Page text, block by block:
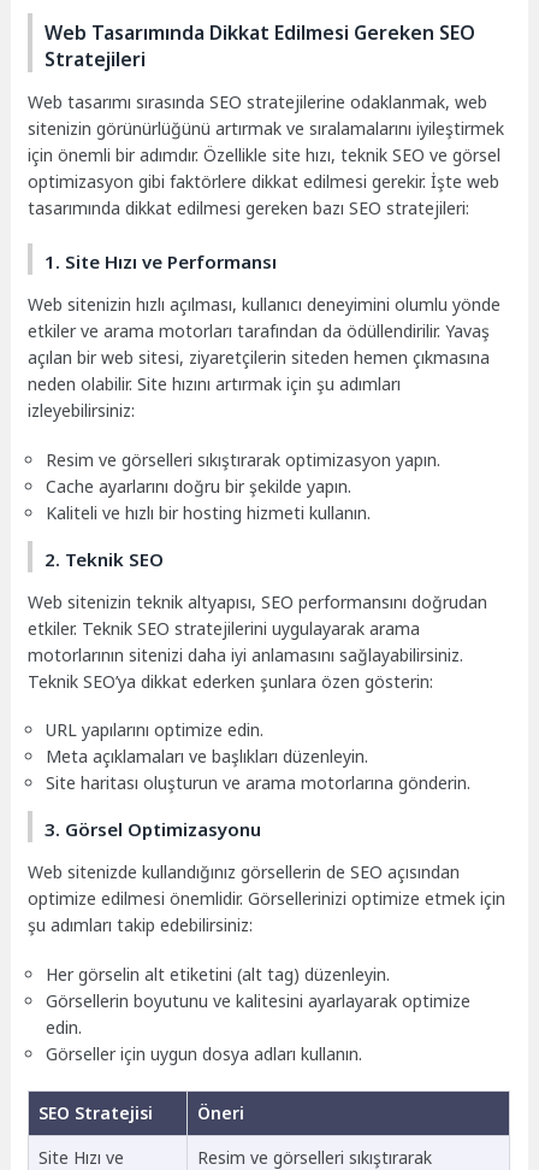
Web Tasarımında Dikkat Edilmesi Gereken SEO
Stratejileri
Web tasarımı sırasında SEO stratejilerine odaklanmak, web
sitenizin görünürlüğünü artırmak ve sıralamalarını iyileştirmek
için önemli bir adımdır. Özellikle site hızı, teknik SEO ve görsel
optimizasyon gibi faktörlere dikkat edilmesi gerekir. İşte web
tasarımında dikkat edilmesi gereken bazı SEO stratejileri:
1. Site Hızı ve Performansı
Web sitenizin hızlı açılması, kullanıcı deneyimini olumlu yönde
etkiler ve arama motorları tarafından da ödüllendirilir. Yavaş
açılan bir web sitesi, ziyaretçilerin siteden hemen çıkmasına
neden olabilir. Site hızını artırmak için şu adımları
izleyebilirsiniz:
Resim ve görselleri sıkıştırarak optimizasyon yapın.
Cache ayarlarını doğru bir şekilde yapın.
Kaliteli ve hızlı bir hosting hizmeti kullanın.
2. Teknik SEO
Web sitenizin teknik altyapısı, SEO performansını doğrudan
etkiler. Teknik SEO stratejilerini uygulayarak arama
motorlarının sitenizi daha iyi anlamasını sağlayabilirsiniz.
Teknik SEO’ya dikkat ederken şunlara özen gösterin:
URL yapılarını optimize edin.
Meta açıklamaları ve başlıkları düzenleyin.
Site haritası oluşturun ve arama motorlarına gönderin.
3. Görsel Optimizasyonu
Web sitenizde kullandığınız görsellerin de SEO açısından
optimize edilmesi önemlidir. Görsellerinizi optimize etmek için
şu adımları takip edebilirsiniz:
Her görselin alt etiketini (alt tag) düzenleyin.
Görsellerin boyutunu ve kalitesini ayarlayarak optimize
edin.
Görseller için uygun dosya adları kullanın.
SEO Stratejisi
Öneri
Site Hızı ve
Resim ve görselleri sıkıştırarak